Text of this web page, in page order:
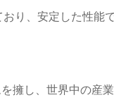
り、安定した性能
擁し、世界中の産